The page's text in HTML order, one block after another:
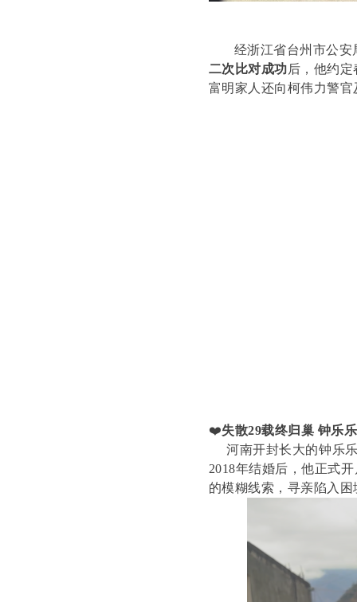
经浙江省台州市公
二次比对成功后，他约
富明家人还向柯伟力警
❤️失散29载终归巢 钟乐
河南开封长大的钟乐乐
2018年结婚后，他正式
的模糊线索，寻亲陷入困